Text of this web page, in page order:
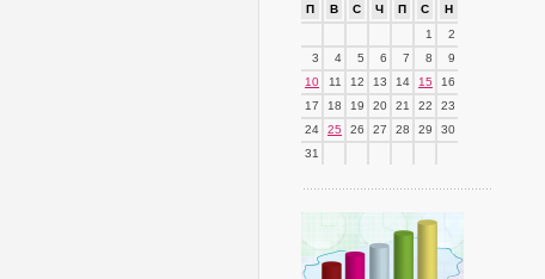
П В С Ч П С
Н
1
2
3
4 5 6 7 8
9
10
11 12 13 14 15
16
17
18 19 20 21 22
23
24
25 26 27 28 29
30
31